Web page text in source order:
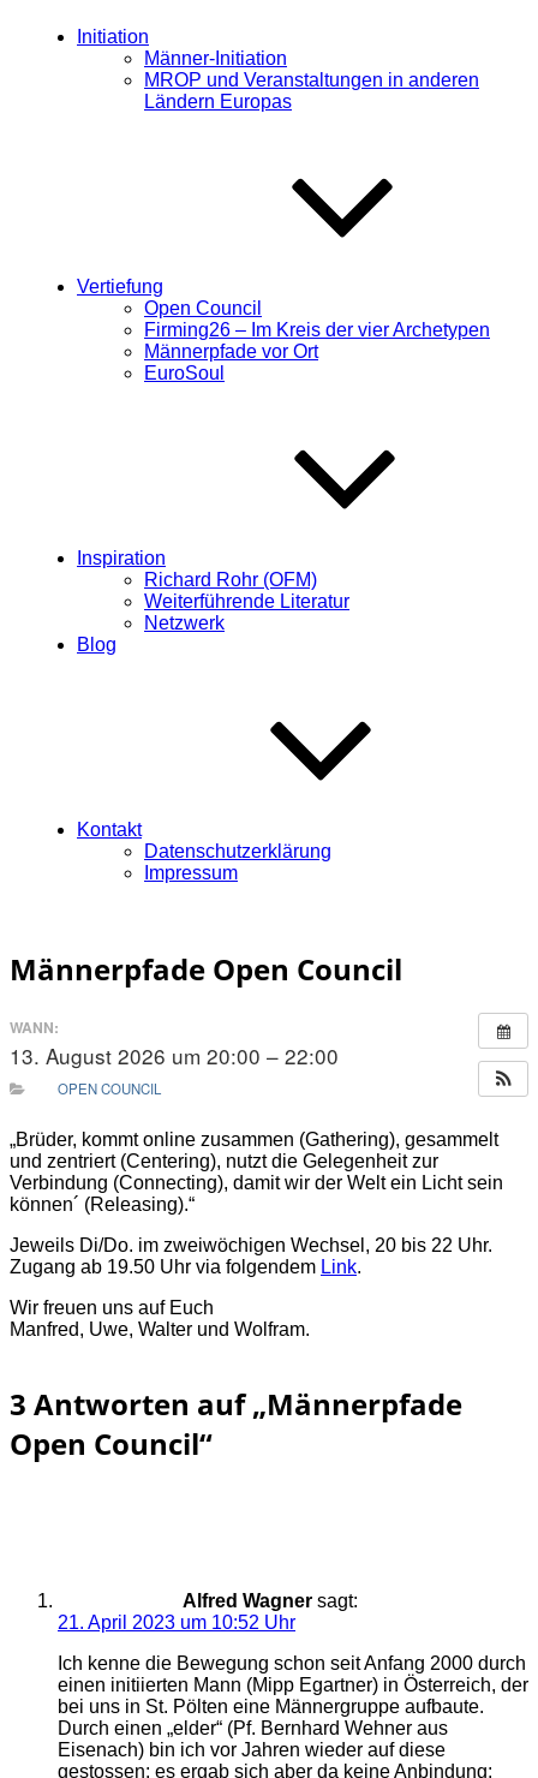
Initiation
Männer-Initiation
MROP und Veranstaltungen in anderen
Ländern Europas
Vertiefung
Open Council
Firming26 – Im Kreis der vier Archetypen
Männerpfade vor Ort
EuroSoul
Inspiration
Richard Rohr (OFM)
Weiterführende Literatur
Netzwerk
Blog
Kontakt
Datenschutzerklärung
Impressum
Männerpfade Open Council
WANN:
13. August 2026 um 20:00 – 22:00
OPEN COUNCIL
„Brüder, kommt online zusammen (Gathering), gesammelt
und zentriert (Centering), nutzt die Gelegenheit zur
Verbindung (Connecting), damit wir der Welt ein Licht sein
können´ (Releasing).“
Jeweils Di/Do. im zweiwöchigen Wechsel, 20 bis 22 Uhr.
Zugang ab 19.50 Uhr via folgendem Link.
Wir freuen uns auf Euch
Manfred, Uwe, Walter und Wolfram.
3 Antworten auf „Männerpfade
Open Council“
Alfred Wagner sagt:
21. April 2023 um 10:52 Uhr
Ich kenne die Bewegung schon seit Anfang 2000 durch
einen initiierten Mann (Mipp Egartner) in Österreich, der
bei uns in St. Pölten eine Männergruppe aufbaute.
Durch einen „elder“ (Pf. Bernhard Wehner aus
Eisenach) bin ich vor Jahren wieder auf diese
gestossen; es ergab sich aber da keine Anbindung;